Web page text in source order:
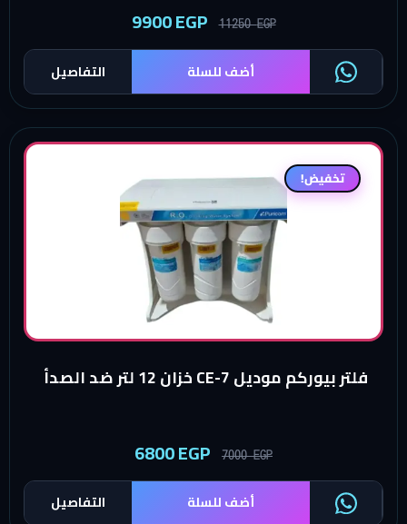
11250EGP
9900EGP
التفاصيل أضف للسلة
تخفيض!
فلتر بيوركم موديل CE-7 خزان 12 لتر ضد الصدأ
7000EGP
6800EGP
التفاصيل أضف للسلة